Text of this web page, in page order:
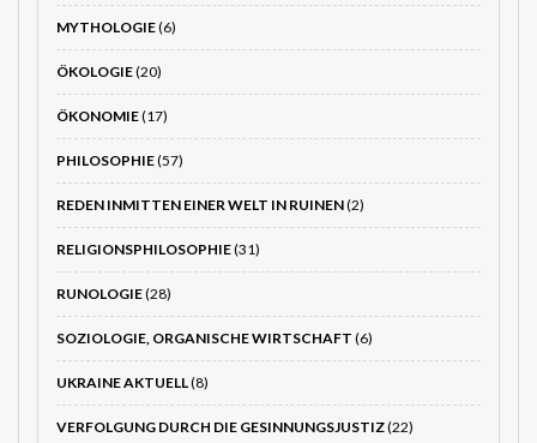
MYTHOLOGIE(6)
ÖKOLOGIE(20)
ÖKONOMIE(17)
PHILOSOPHIE(57)
REDEN INMITTEN EINER WELT IN RUINEN(2)
RELIGIONSPHILOSOPHIE(31)
RUNOLOGIE(28)
SOZIOLOGIE, ORGANISCHE WIRTSCHAFT (6)
UKRAINE AKTUELL(8)
VERFOLGUNG DURCH DIE GESINNUNGSJUSTIZ(22)